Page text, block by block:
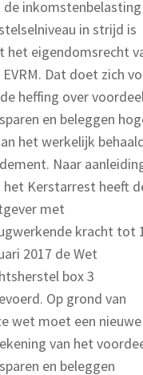
de inkomstenbelasting
in strijd is
het eigendomsrecht
Dat doet zich
heffing over
en beleggen
het werkelijk
Naar
het Kerstarrest heeft
met
kracht tot
2017 de Wet
box 3
Op grond van
wet moet een nieuwe
van het
en beleggen